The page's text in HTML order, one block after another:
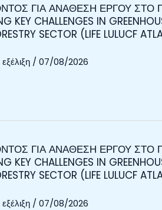
ΓΙΑ ΑΝΑΘΕΣΗ ΕΡΓΟΥ ΣΤΟ
CHALLENGES IN
SECTOR (LIFE LULUCF
/ 07/08/2026
ΓΙΑ ΑΝΑΘΕΣΗ ΕΡΓΟΥ ΣΤΟ
CHALLENGES IN
SECTOR (LIFE LULUCF
/07/08/2026